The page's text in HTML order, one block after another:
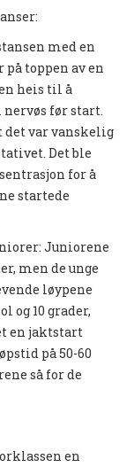
med en
toppen av en
heis til å
før start.
det var vanskelig
Det ble
for å
startede
Juniorene
men de unge
løypene
og 10 grader,
en jaktstart
på 50-60
så for de
en